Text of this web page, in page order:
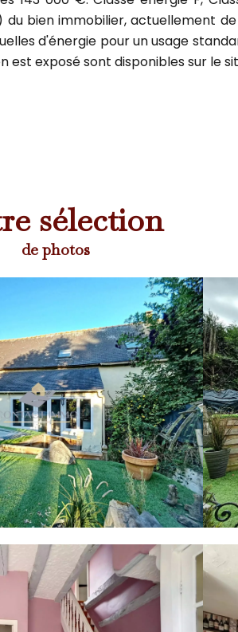
bien immobilier, actuellement
d'énergie pour un usage
exposé sont disponibles sur le
sélection
de photos